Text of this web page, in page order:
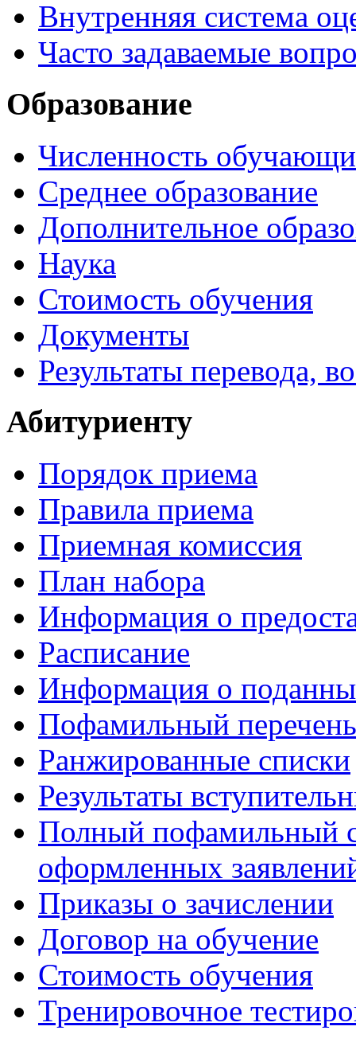
Внутренняя система
Часто задаваемые
Образование
Численность
Среднее образование
Дополнительное
Наука
Стоимость обучения
Документы
Результаты перевода,
Абитуриенту
Порядок приема
Правила приема
Приемная комиссия
План набора
Информация о
Расписание
Информация о
Пофамильный
Ранжированные списки
Результаты
Полный пофамильный
оформленных
Приказы о зачислении
Договор на обучение
Стоимость обучения
Тренировочное